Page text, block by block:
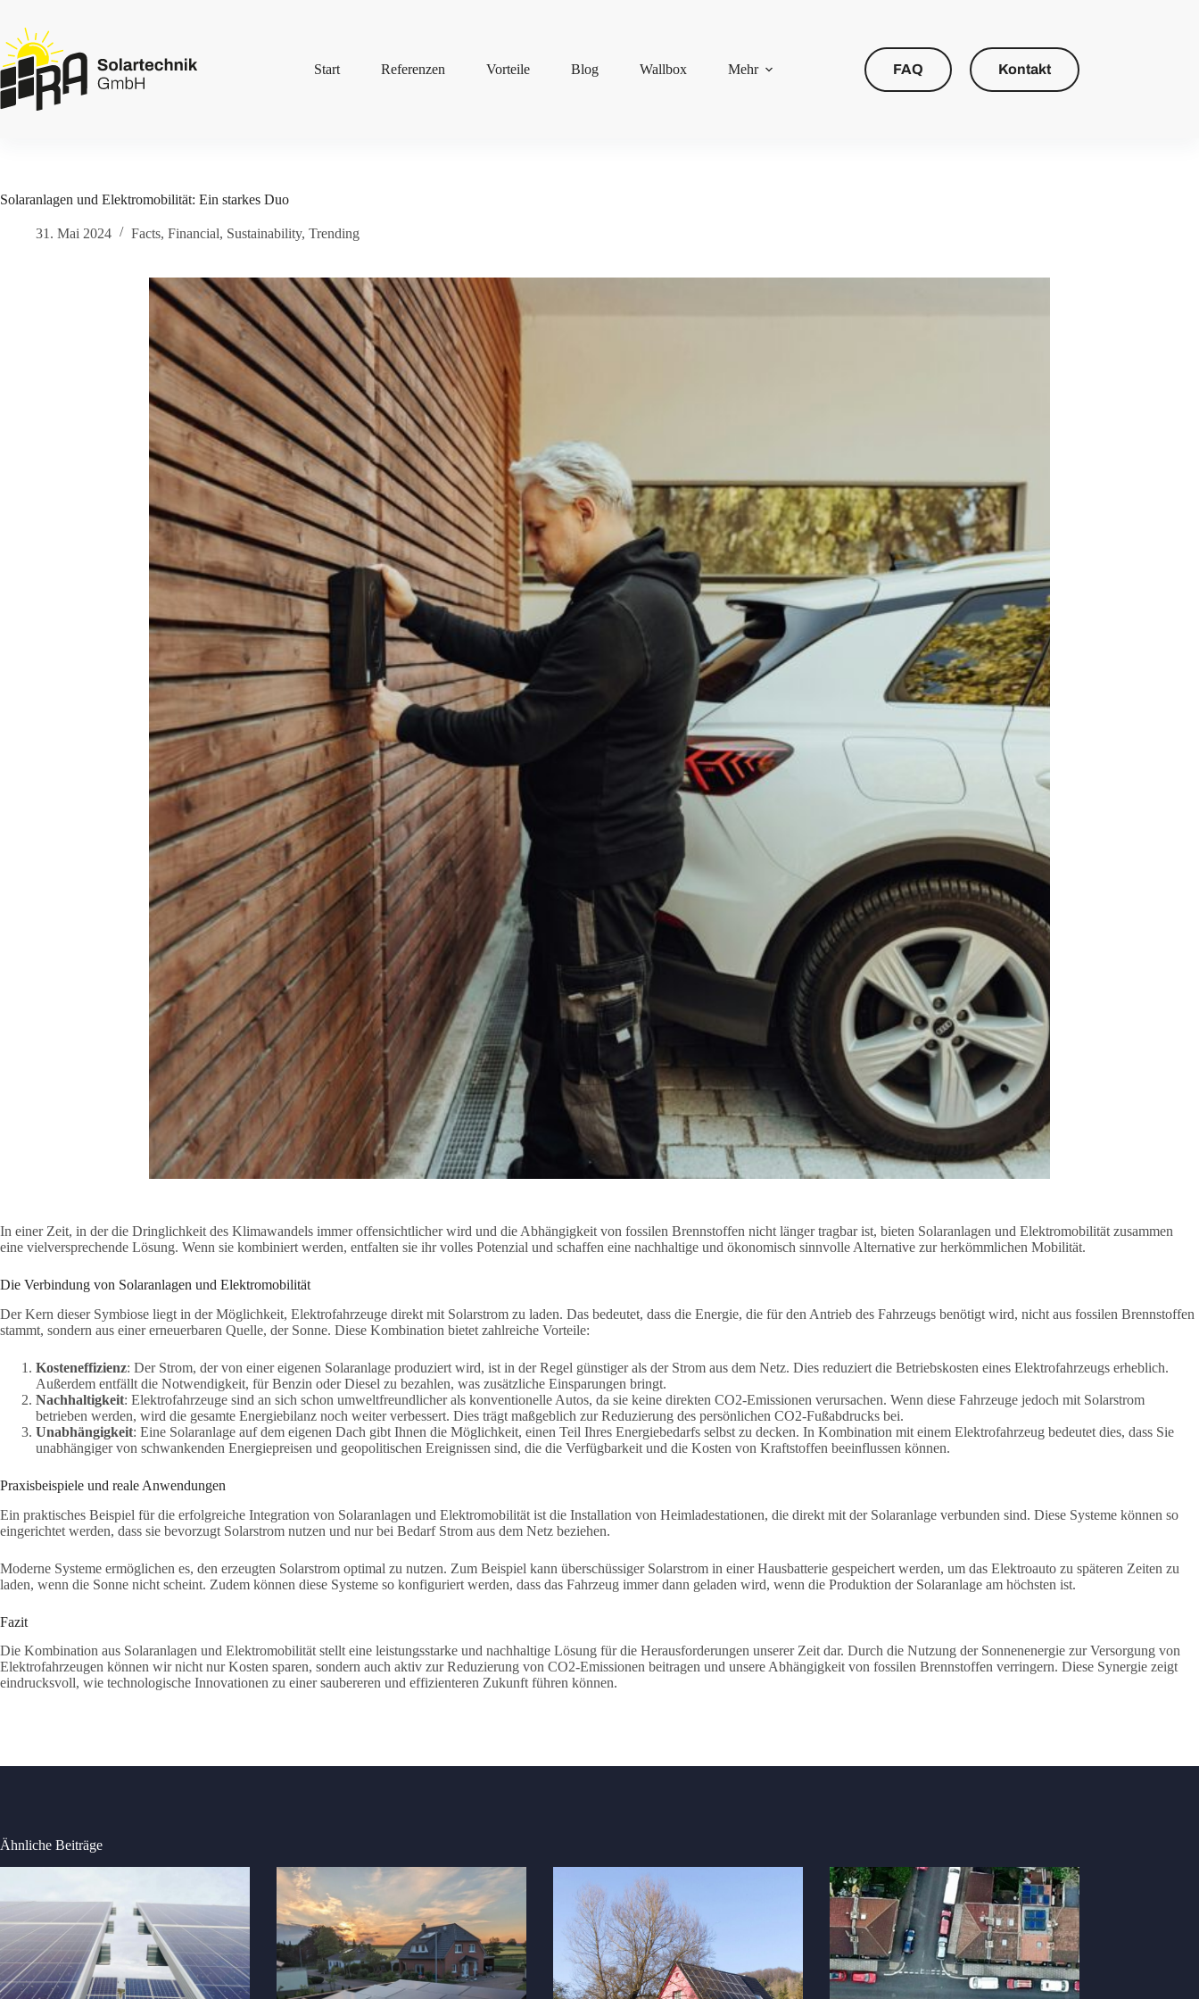
springen
Start
Referenzen Vorteile Blog Wallbox Mehr FAQ Kontakt
Solaranlagen und Elektromobilität: Ein starkes Duo
31. Mai 2024 Facts, Financial, Sustainability, Trending
In einer Zeit, in der die Dringlichkeit des Klimawandels immer offensichtlicher wird und die Abhängigkeit von fossilen Brennstoffen nicht länger tragbar ist, bieten Solaranlagen und Elektromobilität zusammen
eine vielversprechende Lösung. Wenn sie kombiniert werden, entfalten sie ihr volles Potenzial und schaffen eine nachhaltige und ökonomisch sinnvolle Alternative zur herkömmlichen Mobilität.
Die Verbindung von Solaranlagen und Elektromobilität
Der Kern dieser Symbiose liegt in der Möglichkeit, Elektrofahrzeuge direkt mit Solarstrom zu laden. Das bedeutet, dass die Energie, die für den Antrieb des Fahrzeugs benötigt wird, nicht aus fossilen Brennstoffen
stammt, sondern aus einer erneuerbaren Quelle, der Sonne. Diese Kombination bietet zahlreiche Vorteile:
Kosteneffizienz: Der Strom, der von einer eigenen Solaranlage produziert wird, ist in der Regel günstiger als der Strom aus dem Netz. Dies reduziert die Betriebskosten eines Elektrofahrzeugs erheblich.
Außerdem entfällt die Notwendigkeit, für Benzin oder Diesel zu bezahlen, was zusätzliche Einsparungen bringt.
Nachhaltigkeit: Elektrofahrzeuge sind an sich schon umweltfreundlicher als konventionelle Autos, da sie keine direkten CO2-Emissionen verursachen. Wenn diese Fahrzeuge jedoch mit Solarstrom
betrieben werden, wird die gesamte Energiebilanz noch weiter verbessert. Dies trägt maßgeblich zur Reduzierung des persönlichen CO2-Fußabdrucks bei.
Unabhängigkeit: Eine Solaranlage auf dem eigenen Dach gibt Ihnen die Möglichkeit, einen Teil Ihres Energiebedarfs selbst zu decken. In Kombination mit einem Elektrofahrzeug bedeutet dies, dass Sie
unabhängiger von schwankenden Energiepreisen und geopolitischen Ereignissen sind, die die Verfügbarkeit und die Kosten von Kraftstoffen beeinflussen können.
Praxisbeispiele und reale Anwendungen
Ein praktisches Beispiel für die erfolgreiche Integration von Solaranlagen und Elektromobilität ist die Installation von Heimladestationen, die direkt mit der Solaranlage verbunden sind. Diese Systeme können so
eingerichtet werden, dass sie bevorzugt Solarstrom nutzen und nur bei Bedarf Strom aus dem Netz beziehen.
Moderne Systeme ermöglichen es, den erzeugten Solarstrom optimal zu nutzen. Zum Beispiel kann überschüssiger Solarstrom in einer Hausbatterie gespeichert werden, um das Elektroauto zu späteren Zeiten zu
laden, wenn die Sonne nicht scheint. Zudem können diese Systeme so konfiguriert werden, dass das Fahrzeug immer dann geladen wird, wenn die Produktion der Solaranlage am höchsten ist.
Fazit
Die Kombination aus Solaranlagen und Elektromobilität stellt eine leistungsstarke und nachhaltige Lösung für die Herausforderungen unserer Zeit dar. Durch die Nutzung der Sonnenenergie zur Versorgung von
Elektrofahrzeugen können wir nicht nur Kosten sparen, sondern auch aktiv zur Reduzierung von CO2-Emissionen beitragen und unsere Abhängigkeit von fossilen Brennstoffen verringern. Diese Synergie zeigt
eindrucksvoll, wie technologische Innovationen zu einer saubereren und effizienteren Zukunft führen können.
Ähnliche Beiträge